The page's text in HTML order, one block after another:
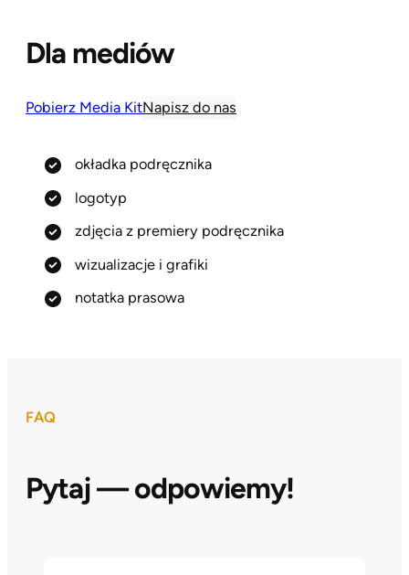
Dla mediów
Pobierz Media KitNapisz do nas
okładka podręcznika
logotyp
zdjęcia z premiery podręcznika
wizualizacje i grafiki
notatka prasowa
FAQ
Pytaj — odpowiemy!